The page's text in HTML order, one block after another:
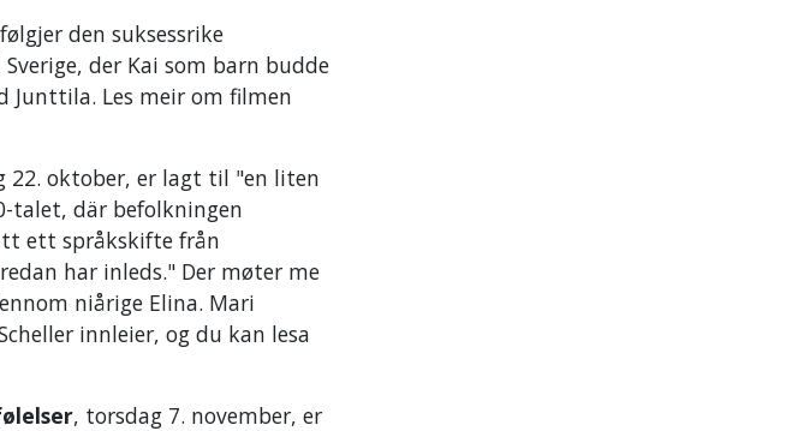
den suksessrike
der Kai som barn budde
Junttila. Les meir om filmen
22. oktober, er lagt til "en liten
talet, där befolkningen
ett språkskifte från
har inleds." Der møter me
niårige Elina. Mari
innleier, og du kan lesa
, torsdag 7. november, er